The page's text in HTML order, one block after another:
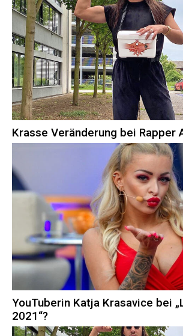
Krasse Veränderung bei Rapper
YouTuberin Katja Krasavice bei
2021“?